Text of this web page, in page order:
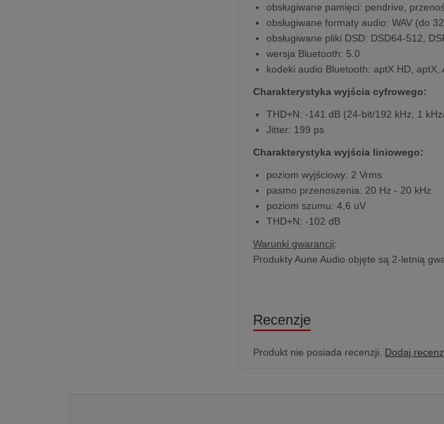
obsługiwane pamięci: pendrive,
obsługiwane formaty audio: WAV (do
obsługiwane pliki DSD: DSD64-512,
wersja Bluetooth: 5.0
kodeki audio Bluetooth: aptX HD, aptX,
Charakterystyka wyjścia cyfrowego:
THD+N: -141 dB (24-bit/192 kHz; 1
Jitter: 199 ps
Charakterystyka wyjścia liniowego:
poziom wyjściowy: 2 Vrms
pasmo przenoszenia: 20 Hz - 20 kHz
poziom szumu: 4,6 uV
THD+N: -102 dB
Warunki gwarancji:
Produkty Aune Audio objęte są 2-letnią
Recenzje
Produkt nie posiada recenzji. Dodaj